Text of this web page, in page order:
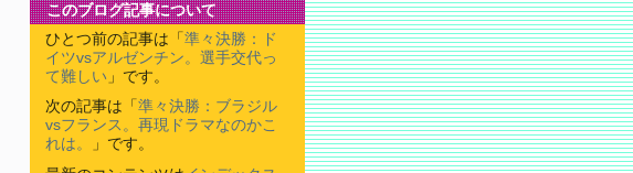
このブログ記事について
ひとつ前の記事は「 準々決勝：ド
イツvsアルゼンチン。選手交代っ
て難しい 」です。
次の記事は「 準々決勝：ブラジル
vsフランス。再現ドラマなのかこ
れは。
」です。